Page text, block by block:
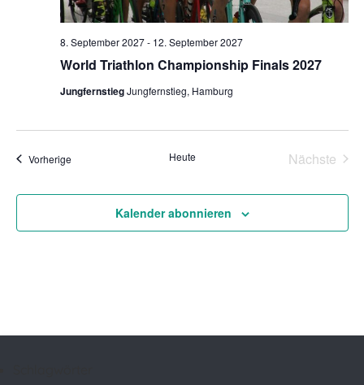
World Triathlon Championship Finals 2027
8. September 2027- 12. September 2027
JungfernstiegJungfernstieg, Hamburg
VorherigeVeranstaltungen Heute
Nächste
Kalender abonnieren